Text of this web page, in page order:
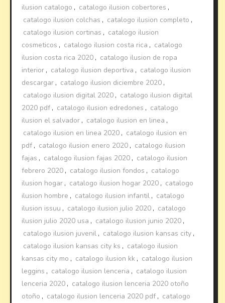
ilusion catalogo , catalogo ilusion cobertores ,
catalogo ilusion colchas , catalogo ilusion completo ,
catalogo ilusion cortinas , catalogo ilusion
cosmeticos , catalogo ilusion costa rica , catalogo
ilusion costa rica 2020 , catalogo ilusion de ropa
interior , catalogo ilusion deportiva , catalogo ilusion
descargar , catalogo ilusion diciembre 2020 ,
catalogo ilusion digital 2020 , catalogo ilusion digital
2020 pdf , catalogo ilusion edredones , catalogo
ilusion el salvador , catalogo ilusion en linea ,
catalogo ilusion en linea 2020 , catalogo ilusion en
pdf , catalogo ilusion enero 2020 , catalogo ilusion
fajas , catalogo ilusion fajas 2020 , catalogo ilusion
febrero 2020 , catalogo ilusion fondos , catalogo
ilusion hogar , catalogo ilusion hogar 2020 , catalogo
ilusion hombre , catalogo ilusion infantil , catalogo
ilusion issuu , catalogo ilusion julio 2020 , catalogo
ilusion julio 2020 usa , catalogo ilusion junio 2020 ,
catalogo ilusion juvenil , catalogo ilusion kansas city ,
catalogo ilusion kansas city ks , catalogo ilusion
kansas city mo , catalogo ilusion kk , catalogo ilusion
leggins , catalogo ilusion lenceria , catalogo ilusion
lenceria 2020 , catalogo ilusion lenceria 2020 otoño
otoño , catalogo ilusion lenceria 2020 pdf , catalogo